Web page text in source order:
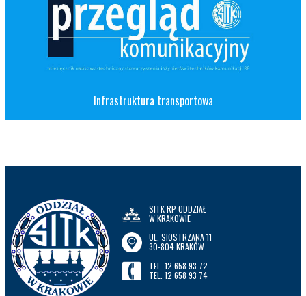
Infrastruktura transportowa
SITK RP ODDZIAŁ
W KRAKOWIE
UL. SIOSTRZANA 11
30-804 KRAKÓW
TEL. 12 658 93 72
TEL. 12 658 93 74